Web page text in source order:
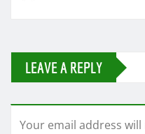
LEAVE A REPLY
Your email address